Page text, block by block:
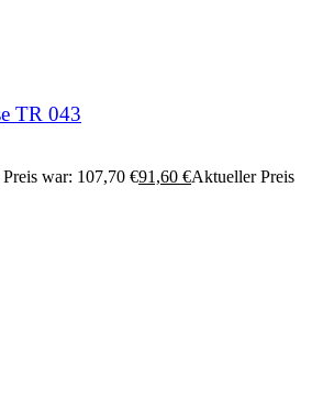
TR 043
war: 107,70 €91,60 €Aktueller Preis